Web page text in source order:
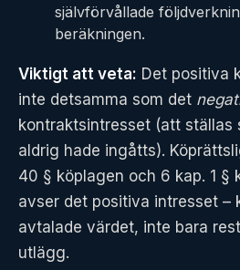
självförvållade
beräkningen.
Viktigt att veta: Det positiva
inte detsamma som det
kontraktsintresset (att ställas
aldrig hade ingåtts).
40 § köplagen och 6 kap. 1 §
avser det positiva intresset –
avtalade värdet, inte bara
utlägg.